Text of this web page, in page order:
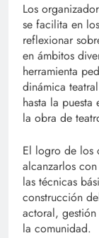
Los
se facilita en
reflexionar
en ámbitos
herramienta
dinámica
hasta la
la obra de
El logro de los
alcanzarlos
las técnicas
construcción
actoral,
la comunidad.